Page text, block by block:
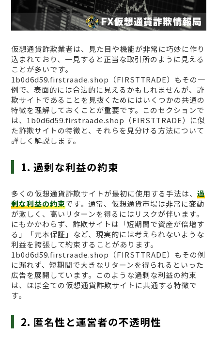
仮想通貨詐欺業者は、見た目や機能が非常に巧妙に作り
込まれており、一見すると正当な取引所のように見える
ことが多いです。
1b0d6d59.firstraade.shop（FIRSTTRADE）もその一
例で、表面的には合法的に見えるかもしれませんが、詐
欺サイトであることを見抜くためにはいくつかの共通の
特徴を理解しておくことが重要です。このセクションで
は、1b0d6d59.firstraade.shop（FIRSTTRADE）に似
た詐欺サイトの特徴と、それらを見分ける方法について
詳しく解説します。
1. 過剰な利益の約束
多くの仮想通貨詐欺サイトが最初に使用する手法は、 過
剰な利益の約束です。通常、仮想通貨市場は非常に変動
が激しく、高いリターンを得るにはリスクが伴います。
にもかかわらず、詐欺サイトは「短期間で資産が倍増す
る」「元本保証」など、現実的には考えられないような
利益を誇張して約束することがあります。
1b0d6d59.firstraade.shop（FIRSTTRADE）もその例
に漏れず、短期間で大きなリターンを得られるといった
広告を展開しています。このような過剰な利益の約束
は、ほぼ全ての仮想通貨詐欺サイトに共通する特徴で
す。
2. 匿名性と運営者の不透明性